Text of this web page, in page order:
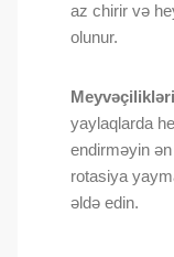
az chirir və
olunur.
yaylaqlarda
endirməyin
rotasiya
əldə edin.